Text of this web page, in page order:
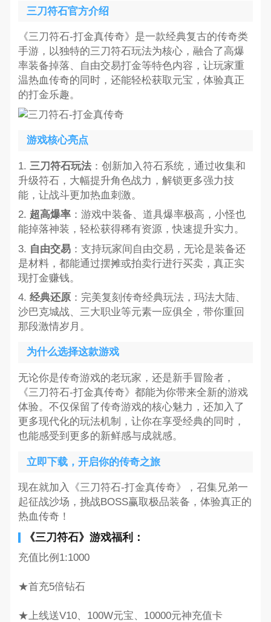
三刀符石官方介绍
《三刀符石-打金真传奇》是一款经典复古的传奇类
手游，以独特的三刀符石玩法为核心，融合了高爆
率装备掉落、自由交易打金等特色内容，让玩家重
温热血传奇的同时，还能轻松获取元宝，体验真正
的打金乐趣。
游戏核心亮点
1. 三刀符石玩法：创新加入符石系统，通过收集和
升级符石，大幅提升角色战力，解锁更多强力技
能，让战斗更加热血刺激。
2. 超高爆率：游戏中装备、道具爆率极高，小怪也
能掉落神装，轻松获得稀有资源，快速提升实力。
3. 自由交易：支持玩家间自由交易，无论是装备还
是材料，都能通过摆摊或拍卖行进行买卖，真正实
现打金赚钱。
4. 经典还原：完美复刻传奇经典玩法，玛法大陆、
沙巴克城战、三大职业等元素一应俱全，带你重回
那段激情岁月。
为什么选择这款游戏
无论你是传奇游戏的老玩家，还是新手冒险者，
《三刀符石-打金真传奇》都能为你带来全新的游戏
体验。不仅保留了传奇游戏的核心魅力，还加入了
更多现代化的玩法机制，让你在享受经典的同时，
也能感受到更多的新鲜感与成就感。
立即下载，开启你的传奇之旅
现在就加入《三刀符石-打金真传奇》，召集兄弟一
起征战沙场，挑战BOSS赢取极品装备，体验真正的
热血传奇！
《三刀符石》游戏福利：
充值比例1:1000
★首充5倍钻石
★上线送V10、100W元宝、10000元神充值卡